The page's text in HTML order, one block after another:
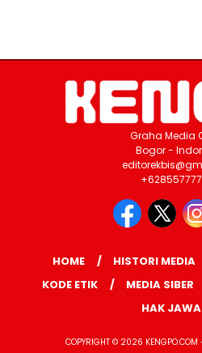
Graha Media
Bogor -
HOME HISTORI MEDIA
KODE ETIK
MEDIA SIBER
HAK
COPYRIGHT © 2026 KENGPO.COM